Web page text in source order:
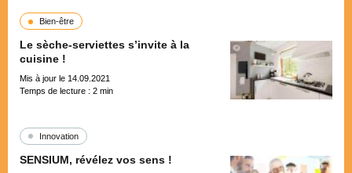
Bien-être
Le sèche-serviettes s’invite à la
cuisine !
Mis à jour le 14.09.2021
Temps de lecture : 2 min
Innovation
SENSIUM, révélez vos sens !